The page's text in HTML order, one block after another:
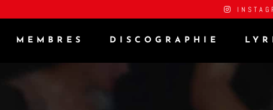
MEMBRES DISCOGRAPHIE